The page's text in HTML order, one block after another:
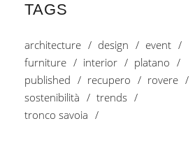
TAGS
architecture design
event
furniture
interior
platano
published
recupero
rovere
sostenibilità
trends
tronco savoia